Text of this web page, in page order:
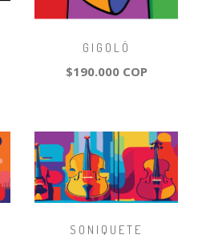
GIGOLÓ
$190.000 COP
SONIQUETE